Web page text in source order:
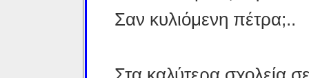
Σαν κυλιόμενη πέτρα;..